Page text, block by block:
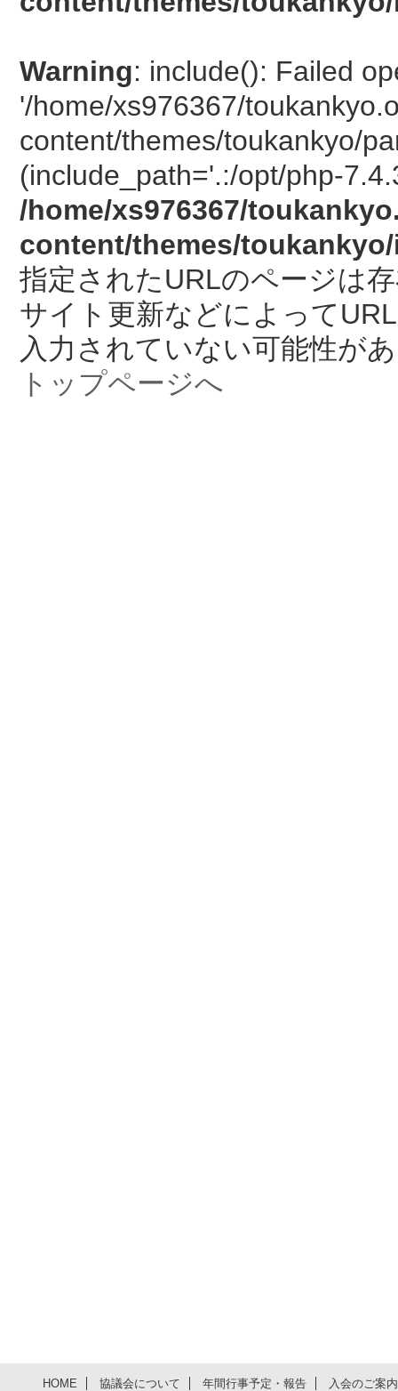
Warning: include(): Failed
'/home/xs976367/
content/themes/toukankyo/
(include_path='.:/opt/php-
/home/xs976367/
content/themes/
指定されたURLのページは
サイト更新などによって
入力されていない可能性が
トップページへ
HOME 協議会について 年間行事予定・報告 入会のご案